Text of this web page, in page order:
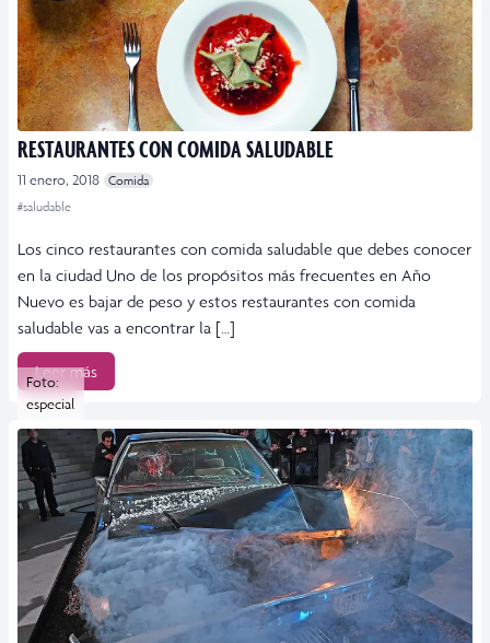
RESTAURANTES CON COMIDA SALUDABLE
11 enero, 2018 Comida
#saludable
Los cinco restaurantes con comida saludable que debes conocer
en la ciudad Uno de los propósitos más frecuentes en Año
Nuevo es bajar de peso y estos restaurantes con comida
saludable vas a encontrar la […]
Leer más
Foto:
especial